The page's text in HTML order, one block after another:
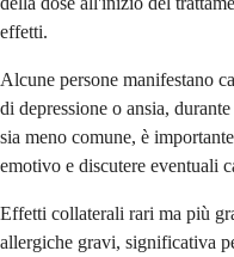
effetti.
Alcune persone manifestano
di depressione o ansia,
sia meno comune, è
emotivo e discutere eventuali
Effetti collaterali rari ma più
allergiche gravi, significativa